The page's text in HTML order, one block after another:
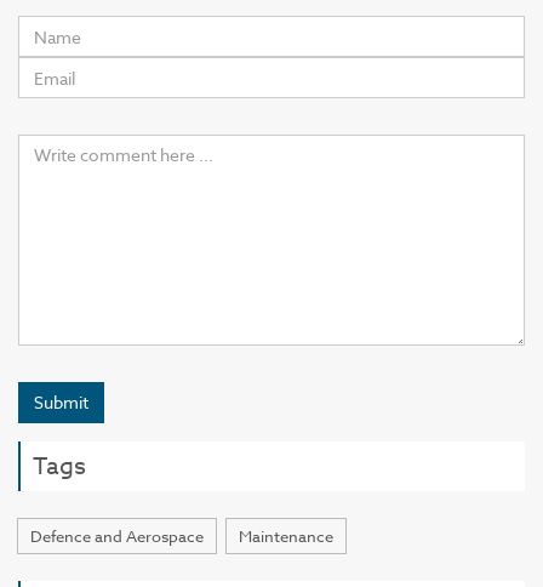
Submit
Tags
Defence and Aerospace Maintenance